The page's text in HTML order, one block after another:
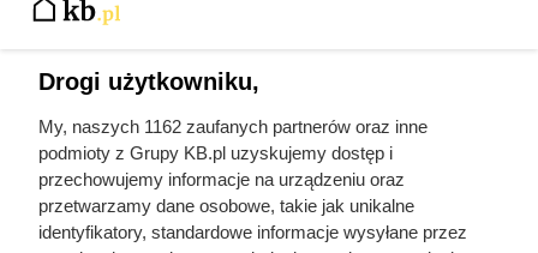
Drogi użytkowniku,
My, naszych 1162 zaufanych partnerów oraz inne
podmioty z Grupy KB.pl uzyskujemy dostęp i
przechowujemy informacje na urządzeniu oraz
przetwarzamy dane osobowe, takie jak unikalne
identyfikatory, standardowe informacje wysyłane przez